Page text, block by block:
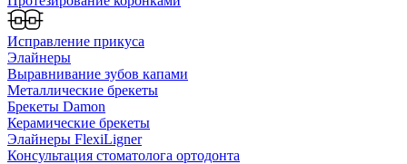
Исправление прикуса
Элайнеры
Выравнивание зубов капами
Металлические брекеты
Брекеты Damon
Керамические брекеты
Элайнеры FlexiLigner
Консультация стоматолога ортодонта